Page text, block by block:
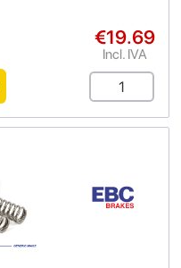
€19.69
Incl. IVA